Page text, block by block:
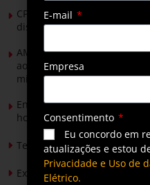
CPFL Energia e TIM se
distribuição do futuro com
AMIG Brasil convida pré-
ao Senado para discutir
mineradores e afetados
Energia solar permitirá
hortaliças em projeto social
Tendências de Iluminação
Expansão da energia solar
E-mail
Empresa
Consentimento
Eu concordo em
atualizações e estou
Privacidade e Uso de
Elétrico.